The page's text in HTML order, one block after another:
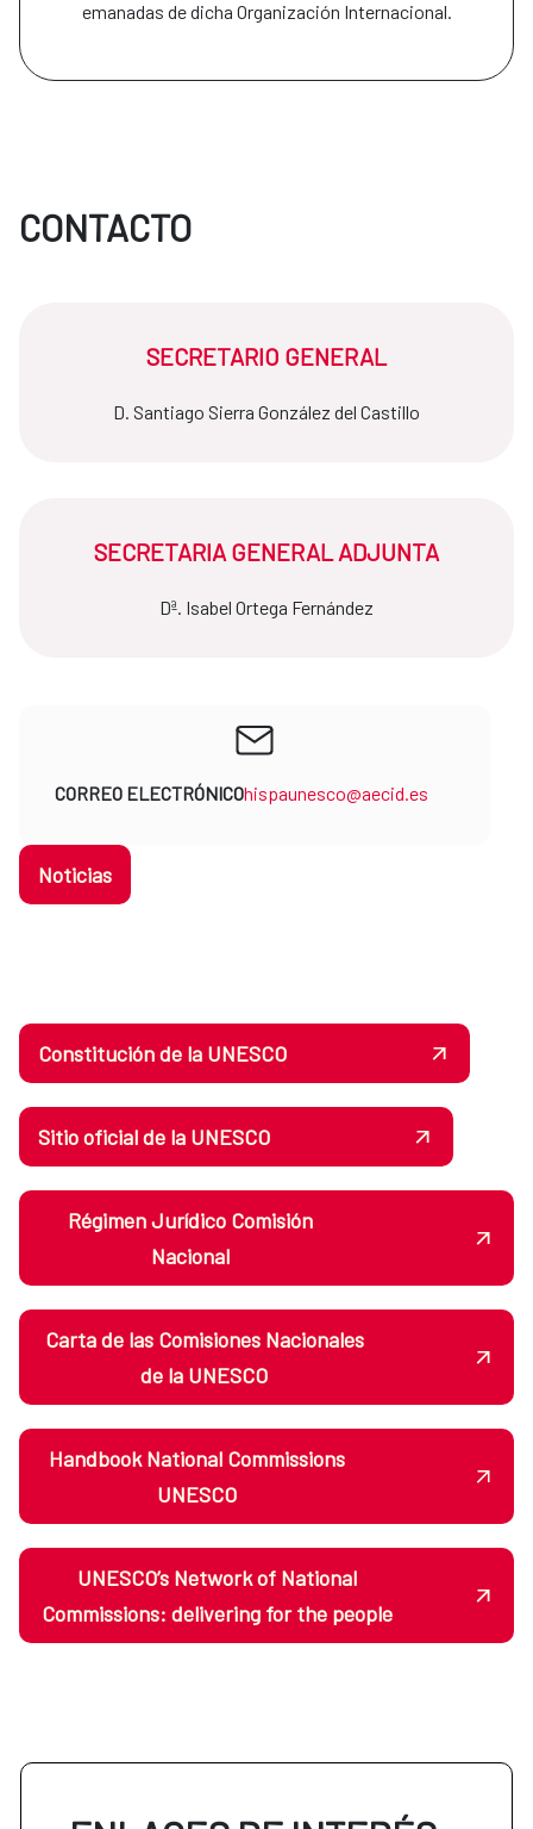
emanadas de dicha Organización Internacional.
CONTACTO
SECRETARIO GENERAL
D. Santiago Sierra González del Castillo
SECRETARIA GENERAL ADJUNTA
Dª. Isabel Ortega Fernández
CORREO ELECTRÓNICOhispaunesco@aecid.es
Noticias
Constitución de la UNESCO
Sitio oficial de la UNESCO
Régimen Jurídico Comisión
Nacional
Carta de las Comisiones Nacionales
de la UNESCO
Handbook National Commissions
UNESCO
UNESCO’s Network of National
Commissions: delivering for the people